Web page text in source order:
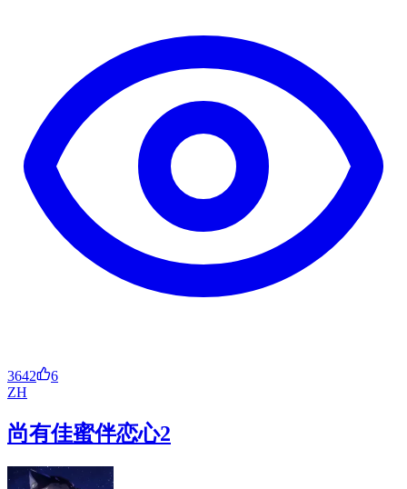
3642
6
ZH
尚有佳蜜伴恋心2